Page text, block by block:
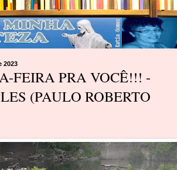
2023
FEIRA PRA VOCÊ!!! -
(PAULO ROBERTO